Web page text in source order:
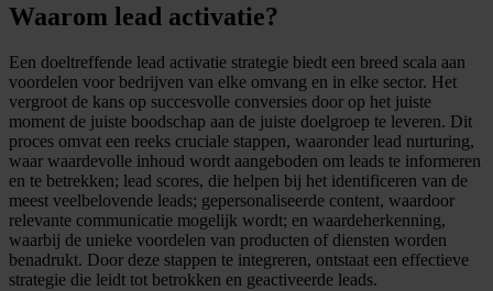
Waarom lead activatie?
Een doeltreffende lead activatie strategie biedt een breed scala aan
voordelen voor bedrijven van elke omvang en in elke sector. Het
vergroot de kans op succesvolle conversies door op het juiste
moment de juiste boodschap aan de juiste doelgroep te leveren. Dit
proces omvat een reeks cruciale stappen, waaronder lead nurturing,
waar waardevolle inhoud wordt aangeboden om leads te informeren
en te betrekken; lead scores, die helpen bij het identificeren van de
meest veelbelovende leads; gepersonaliseerde content, waardoor
relevante communicatie mogelijk wordt; en waardeherkenning,
waarbij de unieke voordelen van producten of diensten worden
benadrukt. Door deze stappen te integreren, ontstaat een effectieve
strategie die leidt tot betrokken en geactiveerde leads.